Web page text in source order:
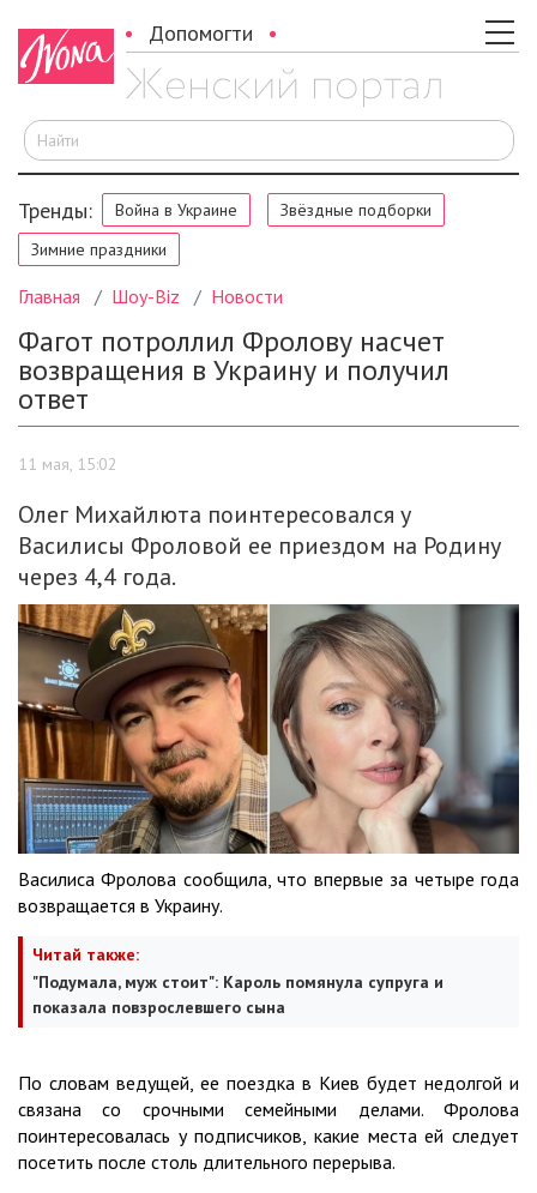
Допомогти
Тренды: Война в Украине
Звёздные подборки
Зимние праздники
Главная Шоу-Biz Новости
Фагот потроллил Фролову насчет
возвращения в Украину и получил
ответ
11 мая, 15:02
Олег Михайлюта поинтересовался у
Василисы Фроловой ее приездом на Родину
через 4,4 года.
Василиса Фролова сообщила, что впервые за четыре года
возвращается в Украину.
Читай также:
"Подумала, муж стоит": Кароль помянула супруга и
показала повзрослевшего сына
По словам ведущей, ее поездка в Киев будет недолгой и
связана со срочными семейными делами. Фролова
поинтересовалась у подписчиков, какие места ей следует
посетить после столь длительного перерыва.